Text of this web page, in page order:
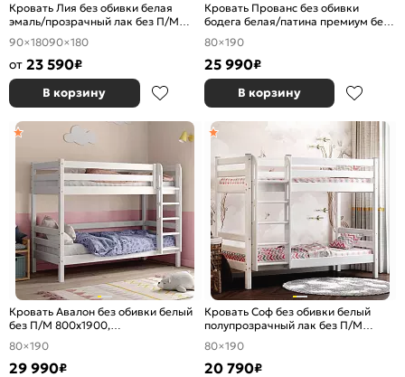
Кровать Лия без обивки белая
эмаль/прозрачный лак без П/М
900x1800, ортопедическое
основание, без изголовья
90×18090×180
от 23 590₽
В корзину
Кровать Прованс без обивки
бодега белая/патина премиум без
П/М 800x1900, ортопедическое
основание, изголовье жесткое
80×190
25 990₽
В корзину
Кровать Авалон без обивки белый
без П/М 800x1900,
ортопедическое основание,
изголовье жесткое
80×190
29 990₽
Кровать Соф без обивки белый
полупрозрачный лак без П/М
800x1900, ортопедическое
основание, изголовье жесткое
80×190
20 790₽